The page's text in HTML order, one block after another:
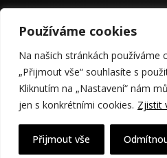
Používáme cookies
Na našich stránkách používáme
„Přijmout vše“ souhlasíte s
Kliknutím na „Nastavení“ nám
jen s konkrétními cookies. Zjistit
Přijmout vše
© 2011 – 2026 Jiří Rostecký |